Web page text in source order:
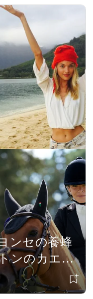
ンセの養蜂
ンのカエル
外な余暇の